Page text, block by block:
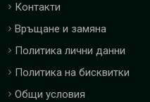
Контакти
Връщане и замяна
Политика лични данни
Политика на бисквитки
Общи условия